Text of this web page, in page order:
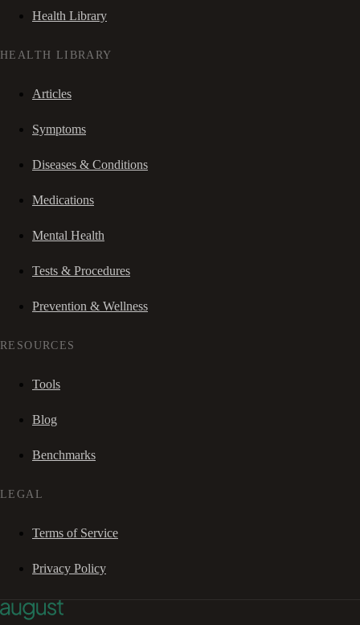
Health Library
HEALTH LIBRARY
Articles
Symptoms
Diseases & Conditions
Medications
Mental Health
Tests & Procedures
Prevention & Wellness
RESOURCES
Tools
Blog
Benchmarks
LEGAL
Terms of Service
Privacy Policy